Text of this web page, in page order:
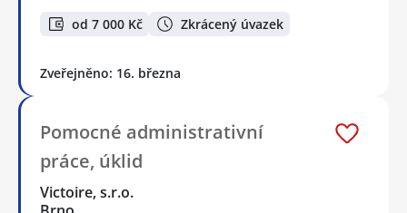
od 7 000 Kč Zkrácený úvazek
Zveřejněno: 16. března
Pomocné administrativní
práce, úklid
Victoire, s.r.o.